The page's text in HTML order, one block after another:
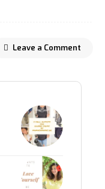
Leave a Comment